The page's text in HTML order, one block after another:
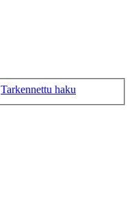
Tarkennettu haku